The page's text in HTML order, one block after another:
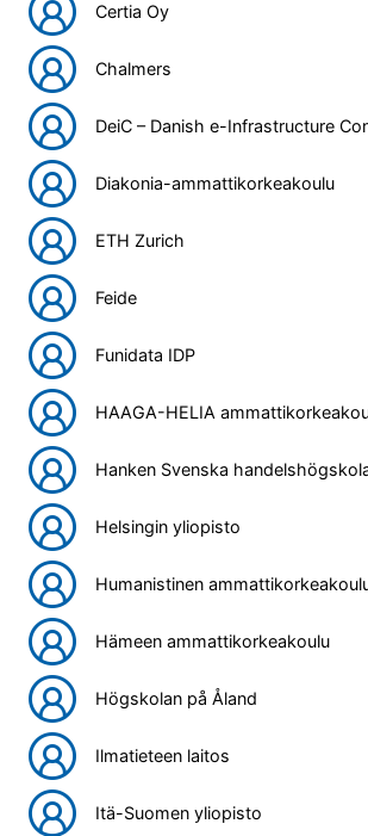
Certia Oy
Chalmers
DeiC – Danish e-Infrastructure
Diakonia-ammattikorkeakoulu
ETH Zurich
Feide
Funidata IDP
HAAGA-HELIA
Hanken Svenska
Helsingin yliopisto
Humanistinen
Hämeen ammattikorkeakoulu
Högskolan på Åland
Ilmatieteen laitos
Itä-Suomen yliopisto